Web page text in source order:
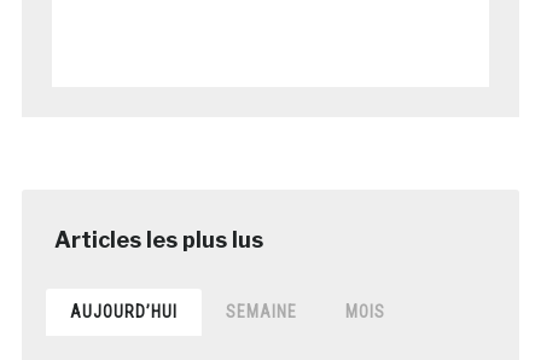
AUJOURD’HUI SEMAINE MOIS